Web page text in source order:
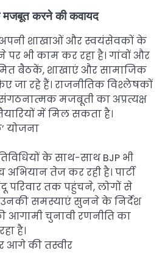
करने की कवायद
अपनी शाखाओं और स्वयंसेवकों के
पर भी काम कर रहा है। गांवों और
बैठकें, शाखाएं और सामाजिक
जा रहे हैं। राजनीतिक विश्लेषकों
मजबूती का अप्रत्यक्ष
में मिल सकता है।
योजना
के साथ-साथ BJP भी
तेज कर रही है। पार्टी
परिवार तक पहुंचने, लोगों से
समस्याएं सुनने के निर्देश
आगामी चुनावी रणनीति का
है।
आगे की तस्वीर